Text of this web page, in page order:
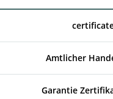
Amtlicher
Garantie